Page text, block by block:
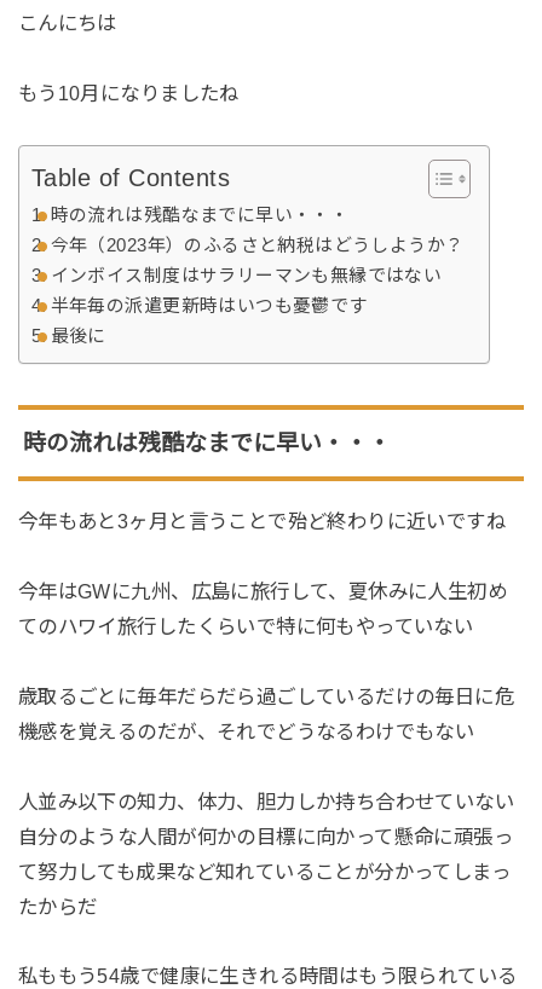
こんにちは
もう10月になりましたね
Table of Contents
時の流れは残酷なまでに早い・・・
今年（2023年）のふるさと納税はどうしようか？
インボイス制度はサラリーマンも無縁ではない
半年毎の派遣更新時はいつも憂鬱です
最後に
時の流れは残酷なまでに早い・・・
今年もあと3ヶ月と言うことで殆ど終わりに近いですね
今年はGWに九州、広島に旅行して、夏休みに人生初め
てのハワイ旅行したくらいで特に何もやっていない
歳取るごとに毎年だらだら過ごしているだけの毎日に危
機感を覚えるのだが、それでどうなるわけでもない
人並み以下の知力、体力、胆力しか持ち合わせていない
自分のような人間が何かの目標に向かって懸命に頑張っ
て努力しても成果など知れていることが分かってしまっ
たからだ
私ももう54歳で健康に生きれる時間はもう限られている